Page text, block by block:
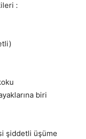
:
biri
şiddetli üşüme